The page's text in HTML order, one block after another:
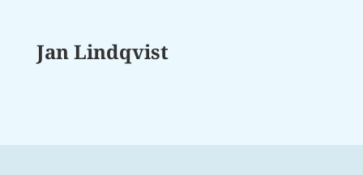
Jan Lindqvist